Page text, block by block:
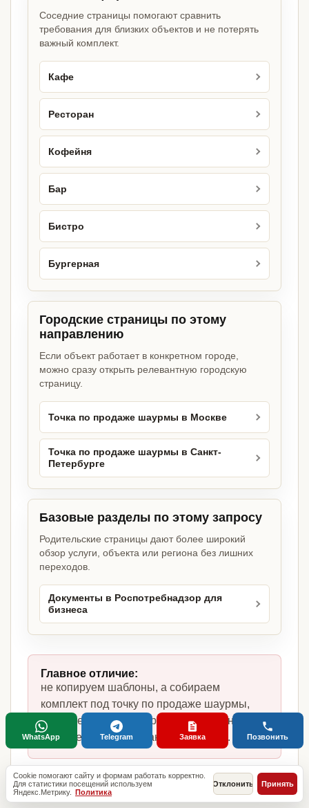
Соседние страницы помогают сравнить
требования для близких объектов и не потерять
важный комплект.
Кафе
Ресторан
Кофейня
Бар
Бистро
Бургерная
Городские страницы по этому
направлению
Если объект работает в конкретном городе,
можно сразу открыть релевантную городскую
страницу.
Точка по продаже шаурмы в Москве
Точка по продаже шаурмы в Санкт-
Петербурге
Базовые разделы по этому запросу
Родительские страницы дают более широкий
обзор услуги, объекта или региона без лишних
переходов.
Документы в Роспотребнадзор для
бизнеса
Главное отличие:
не копируем шаблоны, а собираем
комплект под точку по продаже шаурмы,
фактическую модель работы, сотрудников,
помещение и требования по России.
Cookie помогают сайту и формам работать корректно.
Для статистики посещений используем
Яндекс.Метрику. Политика
Отклонить Принять
WhatsApp Telegram Заявка Позвонить